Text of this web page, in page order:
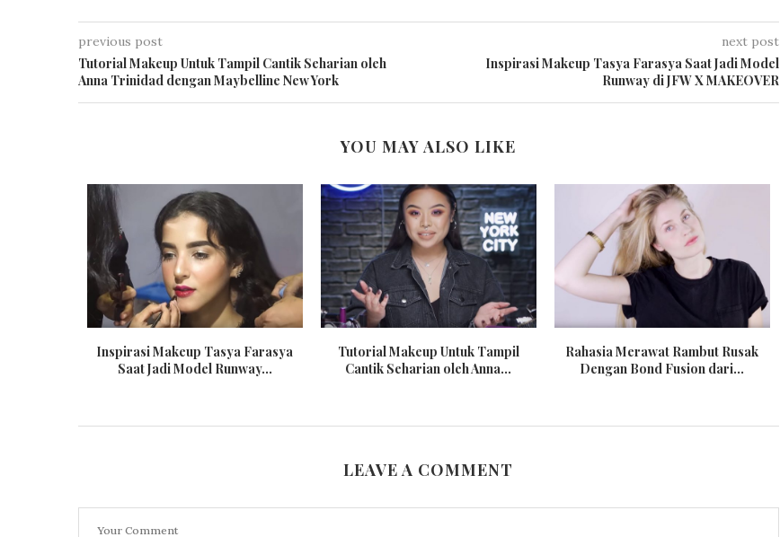
previous post
Tutorial Makeup Untuk Tampil Cantik Seharian oleh
Anna Trinidad dengan Maybelline New York
next post
Inspirasi Makeup Tasya Farasya Saat Jadi Model
Runway di JFW X MAKEOVER
YOU MAY ALSO LIKE
Inspirasi Makeup Tasya Farasya
Saat Jadi Model Runway...
Tutorial Makeup Untuk Tampil
Cantik Seharian oleh Anna...
Rahasia Merawat Rambut Rusak
Dengan Bond Fusion dari...
LEAVE A COMMENT